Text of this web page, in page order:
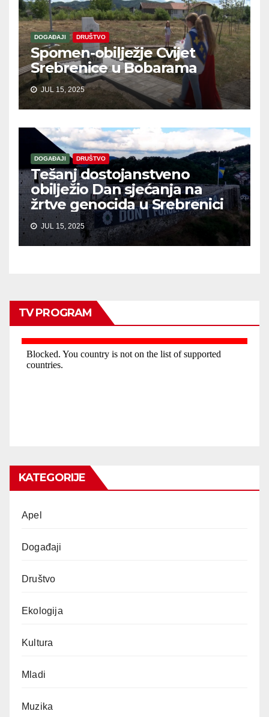
DOGAĐAJI DRUŠTVO
Spomen-obilježje Cvijet
Srebrenice u Bobarama
JUL 15, 2025
DOGAĐAJI DRUŠTVO
Tešanj dostojanstveno
obilježio Dan sjećanja na
žrtve genocida u Srebrenici
JUL 15, 2025
TV PROGRAM
KATEGORIJE
Apel
Događaji
Društvo
Ekologija
Kultura
Mladi
Muzika